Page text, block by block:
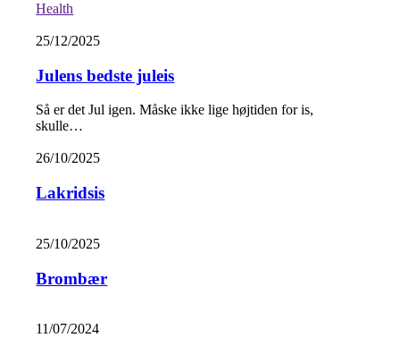
Health
25/12/2025
Julens bedste juleis
Så er det Jul igen. Måske ikke lige højtiden for is,
skulle…
26/10/2025
Lakridsis
25/10/2025
Brombær
11/07/2024